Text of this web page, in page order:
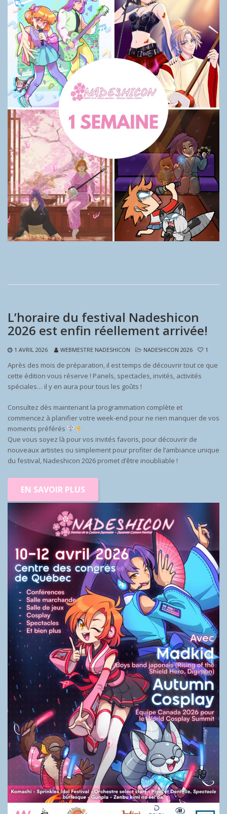
L’horaire du festival Nadeshicon
2026 est enfin réellement arrivée!
1 AVRIL 2026 WEBMESTRE NADESHICON NADESHICON 2026 1
Après des mois de préparation, il est temps de découvrir tout ce que
cette édition vous réserve ! Panels, spectacles, invités, activités
spéciales… il y en aura pour tous les goûts !
Consultez dès maintenant la programmation complète et
commencez à planifier votre week-end pour ne rien manquer de vos
moments préférés
Que vous soyez là pour vos invités favoris, pour découvrir de
nouveaux artistes ou simplement pour profiter de l’ambiance unique
du festival, Nadeshicon 2026 promet d’être inoubliable !
EN SAVOIR PLUS